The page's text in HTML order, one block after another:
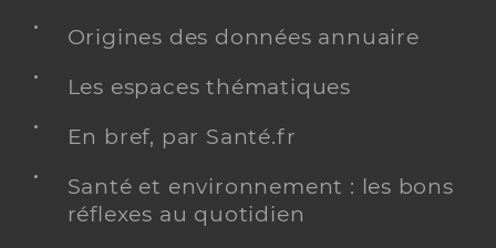
Origines des données annuaire
Les espaces thématiques
En bref, par Santé.fr
Santé et environnement : les bons
réflexes au quotidien